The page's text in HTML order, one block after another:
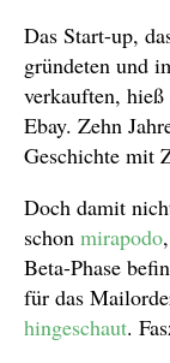
Das Start-up,
gründeten und
verkauften,
Ebay. Zehn
Geschichte mit
Doch damit
schon mirapodo
Beta-Phase
für das
hingeschaut.